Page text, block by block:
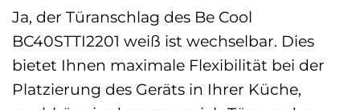
Ja, der Türanschlag des Be Cool
BC40STTI2201 weiß ist wechselbar. Dies
bietet Ihnen maximale Flexibilität bei der
Platzierung des Geräts in Ihrer Küche,